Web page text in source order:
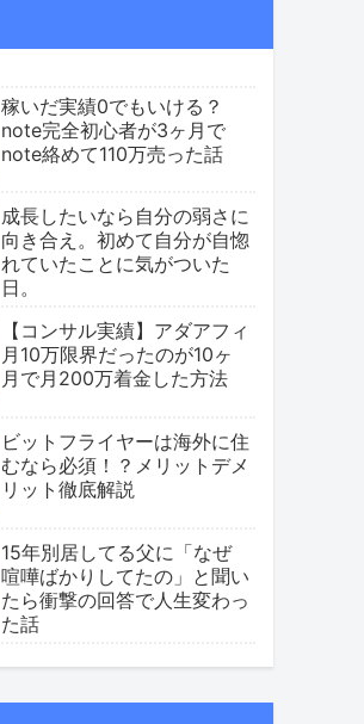
稼いだ実績0でもいける？
note完全初心者が3ヶ月で
note絡めて110万売った話
成長したいなら自分の弱さに
向き合え。初めて自分が自惚
れていたことに気がついた
日。
【コンサル実績】アダアフィ
月10万限界だったのが10ヶ
月で月200万着金した方法
ビットフライヤーは海外に住
むなら必須！？メリットデメ
リット徹底解説
15年別居してる父に「なぜ
喧嘩ばかりしてたの」と聞い
たら衝撃の回答で人生変わっ
た話